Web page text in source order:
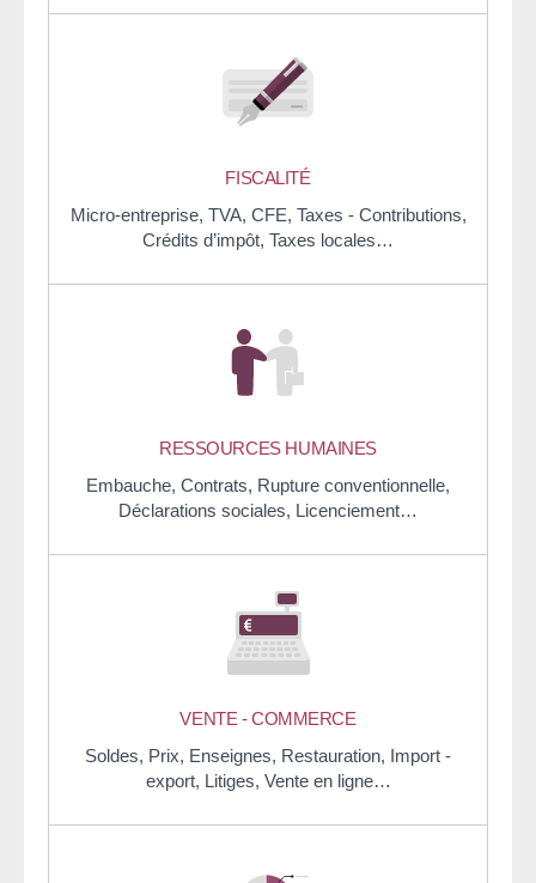
FISCALITÉ
Micro-entreprise, TVA, CFE, Taxes - Contributions,
Crédits d’impôt, Taxes locales…
RESSOURCES HUMAINES
Embauche, Contrats, Rupture conventionnelle,
Déclarations sociales, Licenciement…
VENTE - COMMERCE
Soldes, Prix, Enseignes, Restauration, Import -
export, Litiges, Vente en ligne…